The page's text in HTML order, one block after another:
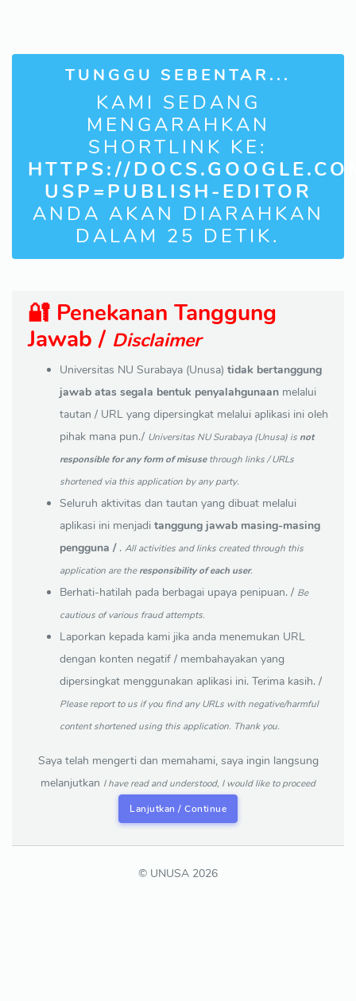
TUNGGU SEBENTAR...
KAMI SEDANG
MENGARAHKAN
SHORTLINK KE:
HTTPS://
USP=PUBLISH-EDITOR
ANDA AKAN DIARAHKAN
DALAM 24 DETIK.
🔐 Penekanan Tanggung
Jawab / Disclaimer
Universitas NU Surabaya (Unusa) tidak bertanggung
jawab atas segala bentuk penyalahgunaan melalui
tautan / URL yang dipersingkat melalui aplikasi ini oleh
pihak mana pun./ Universitas NU Surabaya (Unusa) is not
responsible for any form of misusethrough links / URLs
shortened via this application by any party.
Seluruh aktivitas dan tautan yang dibuat melalui
aplikasi ini menjadi tanggung jawab masing-masing
pengguna / . All activities and links created through this
application are theresponsibility of each user.
Berhati-hatilah pada berbagai upaya penipuan. / Be
cautious of various fraud attempts.
Laporkan kepada kami jika anda menemukan URL
dengan konten negatif / membahayakan yang
dipersingkat menggunakan aplikasi ini. Terima kasih. /
Please report to us if you find any URLs with negative/harmful
content shortened using this application. Thank you.
Saya telah mengerti dan memahami, saya ingin langsung
melanjutkan I have read and understood, I would like to proceed
Lanjutkan / Continue
© UNUSA 2026